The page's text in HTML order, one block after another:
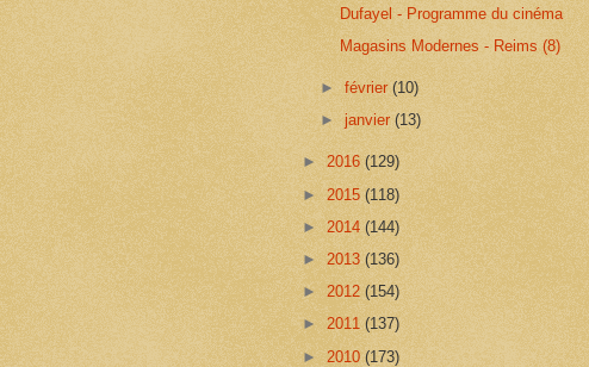
Dufayel - Programme du cinéma
Magasins Modernes - Reims (8)
►février(10)
►janvier(13)
►2016(129)
►2015(118)
►2014(144)
►2013(136)
►2012(154)
► 2011(137)
►2010(173)